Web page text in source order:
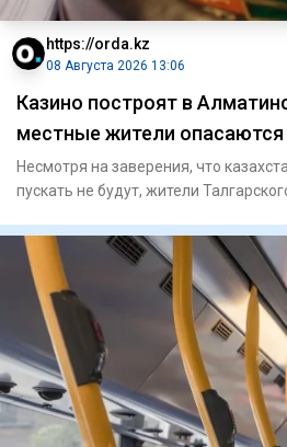
https://orda.kz
08 Августа 2026 13:06
Казино построят в
местные жители
Несмотря на заверения, что
пускать не будут, жители